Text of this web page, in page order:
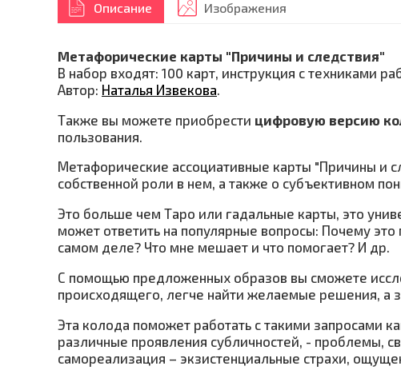
Описание Изображения
Метафорические карты "Причины и следствия"
В набор входят: 100 карт, инструкция с техниками
Автор: Наталья Извекова
Также вы можете приобрести цифровую версию
пользования.
Метафорические ассоциативные карты "Причины и
собственной роли в нем, а также о субъективном
Это больше чем Таро или гадальные карты, это
может ответить на популярные вопросы: Почему
самом деле? Что мне мешает и что помогает? И др.
С помощью предложенных образов вы сможете
происходящего, легче найти желаемые решения, а
Эта колода поможет работать с такими запросами
различные проявления субличностей, - проблемы,
самореализация – экзистенциальные страхи,